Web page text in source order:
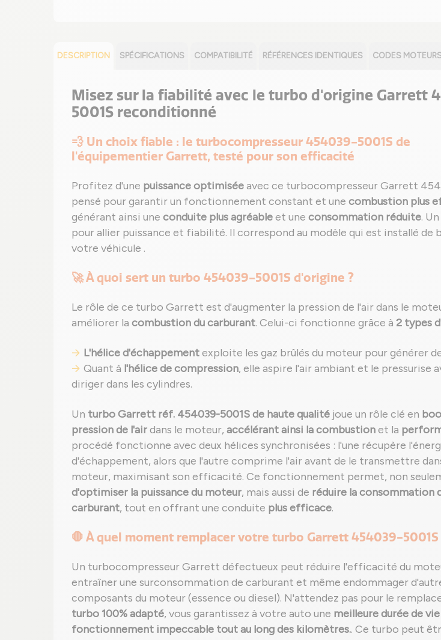
DESCRIPTION SPÉCIFICATIONS COMPATIBILITÉ RÉFÉRENCES IDENTIQUES CODES
Misez sur la fiabilité avec le turbo d'origine Garrett
5001S reconditionné
💨 Un choix fiable : le turbocompresseur 454039-5001S de
l'équipementier Garrett, testé pour son efficacité
Profitez d'une puissance optimiséeavec ce turbocompresseur Garrett
pensé pour garantir un fonctionnement constant et une combustion plus
générant ainsi une conduite plus agréableet une consommation réduite.
pour allier puissance et fiabilité. Il correspond au modèle qui est installé de
votre véhicule .
🚀 À quoi sert un turbo 454039-5001S d'origine ?
Le rôle de ce turbo Garrett est d'augmenter la pression de l'air dans le
améliorer la combustion du carburant. Celui-ci fonctionne grâce à 2 types
L'hélice d'échappementexploite les gaz brûlés du moteur pour générer
Quant à l'hélice de compression, elle aspire l'air ambiant et le pressurise
diriger dans les cylindres.
Un turbo Garrett réf. 454039-5001S de haute qualité joue un rôle clé en
pression de l'airdans le moteur, accélérant ainsi la combustionet la
procédé fonctionne avec deux hélices synchronisées : l'une récupère
d'échappement, alors que l'autre comprime l'air avant de le transmettre
moteur, maximisant son efficacité. Ce fonctionnement permet, non
d'optimiser la puissance du moteur, mais aussi de réduire la consommation
carburant, tout en offrant une conduite plus efficace.
🛑 À quel moment remplacer votre turbo Garrett 454039-5001S
Un turbocompresseur Garrett défectueux peut réduire l'efficacité du
entraîner une surconsommation de carburant et même endommager
composants du moteur (essence ou diesel). N'attendez pas pour le
turbo 100% adapté, vous garantissez à votre auto une meilleure durée de vie
fonctionnement impeccable tout au long des kilomètres.. Ce turbo peut